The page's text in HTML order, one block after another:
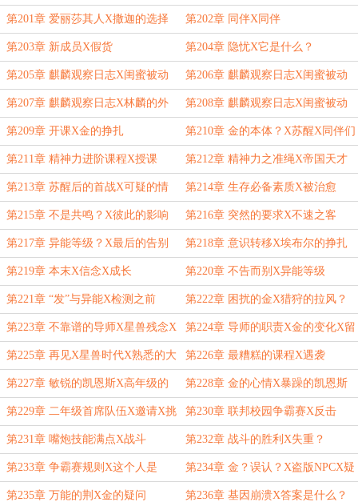
成长
第201章 爱丽莎其人X撒迦的选择 第202章 同伴X同伴
第203章 新成员X假货 第204章 隐忧X它是什么？
第205章 麒麟观察日志X闺蜜被动
攻略上
第206章 麒麟观察日志X闺蜜被动
攻略进行时
第207章 麒麟观察日志X林麟的外
挂
第208章 麒麟观察日志X闺蜜被动
攻略下
第209章 开课X金的挣扎 第210章 金的本体？X苏醒X同伴们
第211章 精神力进阶课程X授课 第212章 精神力之准绳X帝国天才
第213章 苏醒后的首战X可疑的情
况
第214章 生存必备素质X被治愈
第215章 不是共鸣？X彼此的影响 第216章 突然的要求X不速之客
第217章 异能等级？X最后的告别 第218章 意识转移X埃布尔的挣扎
第219章 本末X信念X成长 第220章 不告而别X异能等级
第221章 “发”与异能X检测之前 第222章 困扰的金X猎狩的拉风？
身份
第223章 不靠谱的导师X星兽残念X
教导什么
第224章 导师的职责X金的变化X留
言
第225章 再见X星兽时代X熟悉的大
家伙
第226章 最糟糕的课程X遇袭
第227章 敏锐的凯恩斯X高年级的
挑衅
第228章 金的心情X暴躁的凯恩斯
第229章 二年级首席队伍X邀请X挑
衅回来
第230章 联邦校园争霸赛X反击
第231章 嘴炮技能满点X战斗 第232章 战斗的胜利X失重？
第233章 争霸赛规则X这个人是
谁？
第234章 金？误认？X盗版NPCX疑
惑
第235章 万能的荆X金的疑问 第236章 基因崩溃X答案是什么？